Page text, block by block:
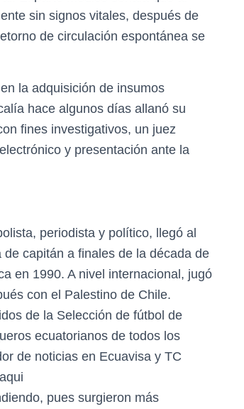
sin signos vitales, después de
de circulación espontánea se
la adquisición de insumos
hace algunos días allanó su
fines investigativos, un juez
y presentación ante la
periodista y político, llegó al
capitán a finales de la década de
en 1990. A nivel internacional, jugó
con el Palestino de Chile.
de la Selección de fútbol de
ecuatorianos de todos los
de noticias en Ecuavisa y TC
pues surgieron más